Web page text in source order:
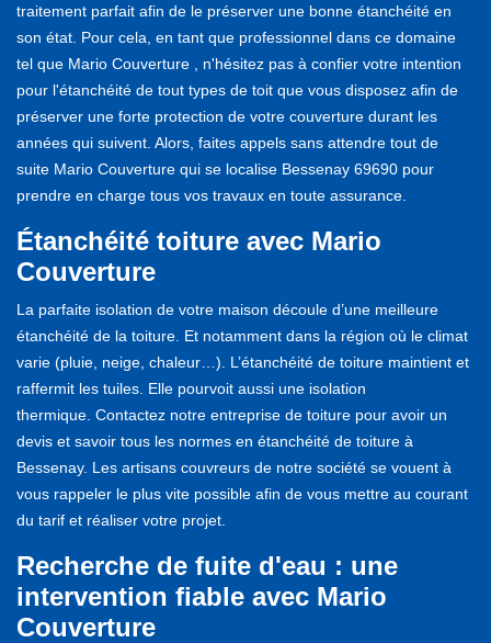
traitement parfait afin de le préserver une bonne étanchéité en
son état. Pour cela, en tant que professionnel dans ce domaine
tel que Mario Couverture , n'hésitez pas à confier votre intention
pour l'étanchéité de tout types de toit que vous disposez afin de
préserver une forte protection de votre couverture durant les
années qui suivent. Alors, faites appels sans attendre tout de
suite Mario Couverture qui se localise Bessenay 69690 pour
prendre en charge tous vos travaux en toute assurance.
Étanchéité toiture avec Mario
Couverture
La parfaite isolation de votre maison découle d’une meilleure
étanchéité de la toiture. Et notamment dans la région où le climat
varie (pluie, neige, chaleur…). L’étanchéité de toiture maintient et
raffermit les tuiles. Elle pourvoit aussi une isolation
thermique. Contactez notre entreprise de toiture pour avoir un
devis et savoir tous les normes en étanchéité de toiture à
Bessenay. Les artisans couvreurs de notre société se vouent à
vous rappeler le plus vite possible afin de vous mettre au courant
du tarif et réaliser votre projet.
Recherche de fuite d'eau : une
intervention fiable avec Mario
Couverture